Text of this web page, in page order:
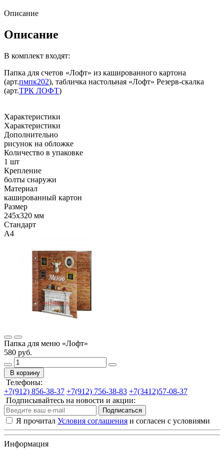
Описание
Описание
В комплект входят:
Папка для счетов «Лофт» из кашированного картона
(арт.пмпк202), табличка настольная «Лофт» Резерв-скалка
(арт.ТРК ЛОФТ)
Характеристики
Характеристики
Дополнительно
рисунок на обложке
Количество в упаковке
1 шт
Крепление
болты снаружи
Материал
кашированный картон
Размер
245х320 мм
Стандарт
А4
Папка для меню «Лофт»
580 руб.
В корзину
Телефоны:
+7(912) 856-38-37 +7(912) 756-38-83 +7(3412)57-08-37
Подписывайтесь на новости и акции:
Подписаться
Я прочитал Условия соглашения и согласен с условиями
Информация